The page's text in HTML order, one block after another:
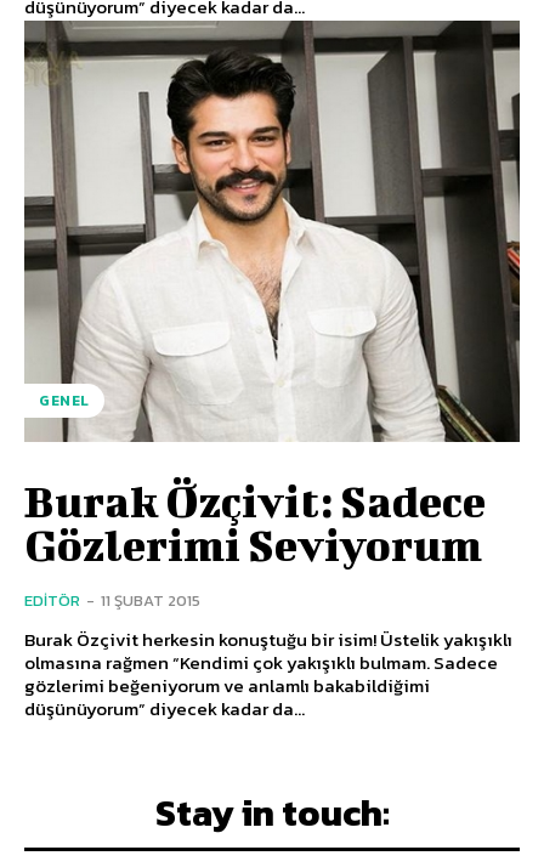
düşünüyorum” diyecek kadar da...
GENEL
Burak Özçivit: Sadece
Gözlerimi Seviyorum
EDITÖR - 11 ŞUBAT 2015
Burak Özçivit herkesin konuştuğu bir isim! Üstelik yakışıklı
olmasına rağmen “Kendimi çok yakışıklı bulmam. Sadece
gözlerimi beğeniyorum ve anlamlı bakabildiğimi
düşünüyorum” diyecek kadar da...
Stay in touch: